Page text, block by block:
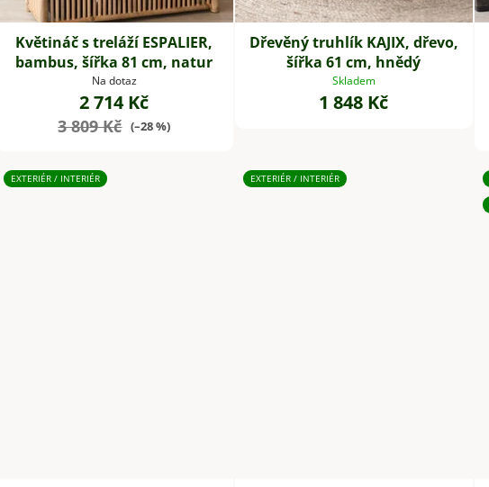
Květináč s treláží ESPALIER,
bambus, šířka 81 cm, natur
Na dotaz
2 714 Kč
3 809 Kč (–28 %)
Dřevěný truhlík KAJIX, dřevo,
šířka 61 cm, hnědý
Skladem
1 848 Kč
EXTERIÉR / INTERIÉR EXTERIÉR / INTERIÉR